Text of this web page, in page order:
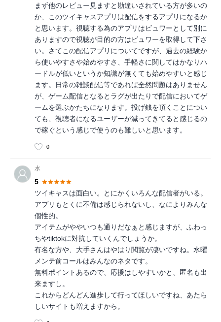
まず他のレビュー見ますと勘違いされている方が多いの
か、このツイキャスアプリは配信をするアプリになるか
と思います。視聴する為のアプリはビュワーとして別に
ありますので視聴が目的の方はビュワーを取得して下さ
い。さてこの配信アプリについてですが、過去の経験か
ら使いやすさや始めやすさ、手軽さに関してはかなりハ
ードルが低いというか知識が無くても始めやすいと感じ
ます。日常の雑談配信等であれば全然問題はありません
が、ゲーム配信となるとラグが出たりで配信においてゲ
ームを選ぶかたちになります。投げ銭を頂くことについ
ても、視聴者になるユーザーが減ってきてると感じるの
で稼ぐという感じで使うのも難しいと思います。
0
水
5
ツイキャスは面白い。とにかくいろんな配信者がいる。
アプリもとくに不備は感じられないし、なによりみんな
個性的。
アイテムがややいつも通りだなぁと感じますが、ふわっ
ちやtiktokに対抗していくんでしょうか。
有名な方や、大手さんはやはり閲覧が凄いですね。水曜
メンテ前コールはみんなのネタです。
無料ポイントあるので、応援はしやすいかと、匿名も出
来ますし。
これからどんどん進歩して行ってほしいですね、あたら
しいサイトも増えますから。